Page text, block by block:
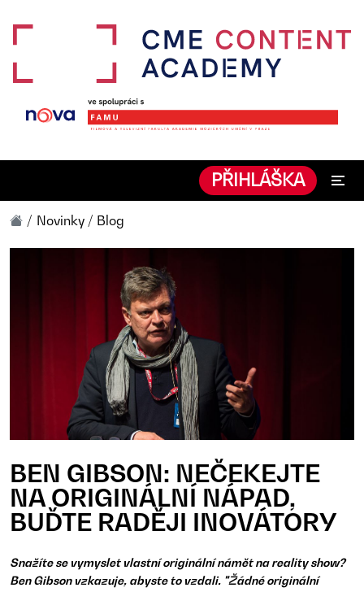
PŘIHLÁŠKA
Novinky / Blog
BEN GIBSON: NEČEKEJTE
NA ORIGINÁLNÍ NÁPAD,
BUĎTE RADĚJI INOVÁTORY
Snažíte se vymyslet vlastní originální námět na reality show?
Ben Gibson vzkazuje, abyste to vzdali. "Žádné originální